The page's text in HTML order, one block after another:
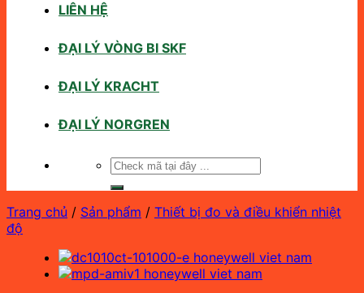
LIÊN HỆ
ĐẠI LÝ VÒNG BI SKF
ĐẠI LÝ KRACHT
ĐẠI LÝ NORGREN
Tìm
kiếm:
Trang chủ / Sản phẩm / Thiết bị đo và điều khiển nhiệt
độ